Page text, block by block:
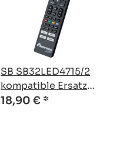
SB SB32LED4715/2
kompatible Ersatz
Fernbedienung
18,90 € *